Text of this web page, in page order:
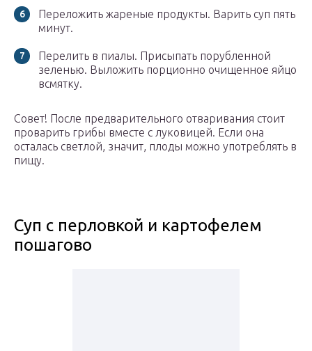
Переложить жареные продукты. Варить суп пять
минут.
Перелить в пиалы. Присыпать порубленной
зеленью. Выложить порционно очищенное яйцо
всмятку.
Совет! После предварительного отваривания стоит
проварить грибы вместе с луковицей. Если она
осталась светлой, значит, плоды можно употреблять в
пищу.
Суп с перловкой и картофелем
пошагово